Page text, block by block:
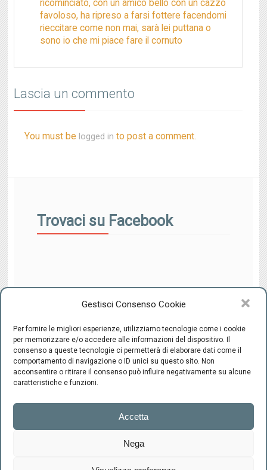
Gestisci Consenso Cookie
Per fornire le migliori esperienze, utilizziamo tecnologie come i cookie
per memorizzare e/o accedere alle informazioni del dispositivo. Il
consenso a queste tecnologie ci permetterà di elaborare dati come il
comportamento di navigazione o ID unici su questo sito. Non
acconsentire o ritirare il consenso può influire negativamente su alcune
caratteristiche e funzioni.
Accetta
Nega
ricominciato, con un amico bello con un cazzo
favoloso, ha ripreso a farsi fottere facendomi
rieccitare come non mai, sarà lei puttana o
sono io che mi piace fare il cornuto
Lascia un commento
You must be logged in to post a comment.
Trovaci su Facebook
CENTRO INTEGRATO DI SESSUOLOGIA "il Ponte" - C.F.
94220800489 -Cookie Policy-Privacy
Firenze
Ammirato, 37